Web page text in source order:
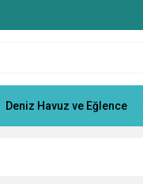
Deniz Havuz ve Eğlence